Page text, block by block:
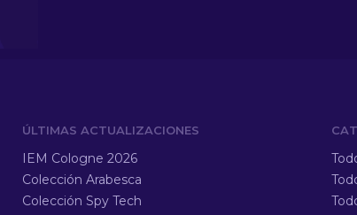
ÚLTIMAS ACTUALIZACIONES
IEM Cologne 2026
Colección Arabesca
Colección Spy Tech